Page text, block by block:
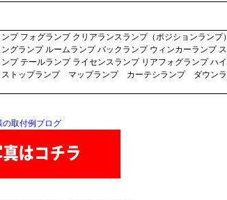
プ フォグランプ クリアランスランプ（ポジションランプ）
グランプ ルームランプ バックランプ ウィンカーランプ ス
ンプ テールランプ ライセンスランプ リアフォグランプ ハイ
ストップランプ マップランプ カーテシランプ ダウンラ
取付例ブログ